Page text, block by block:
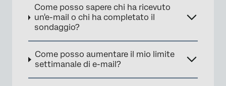
Come posso sapere chi ha ricevuto
un'e-mail o chi ha completato il
sondaggio?
Come posso aumentare il mio limite
settimanale di e-mail?